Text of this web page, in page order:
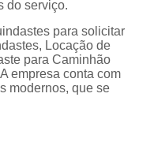
Máquinas Pesadas
Pesadas
e Remoção de Máquinas
do serviço.
para solicitar
Locação de
para Caminhão
empresa conta com
modernos, que se